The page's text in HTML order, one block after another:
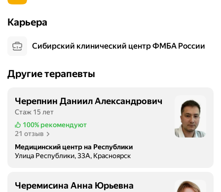
Карьера
Сибирский клинический центр ФМБА России
Другие терапевты
Черепнин Даниил Александрович
Стаж 15 лет
100% рекомендуют
21 отзыв
Медицинский центр на Республики
Улица Республики, 33А, Красноярск
Черемисина Анна Юрьевна